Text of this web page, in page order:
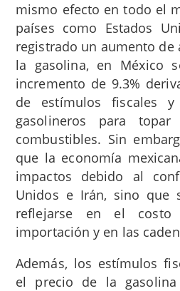
mismo efecto en todo el
países como Estados
registrado un aumento de
la gasolina, en México
incremento de 9.3%
de estímulos fiscales
gasolineros para
combustibles. Sin
que la economía
impactos debido al
Unidos e Irán, sino que
reflejarse en el
importación y en las
Además, los estímulos
el precio de la gasolina